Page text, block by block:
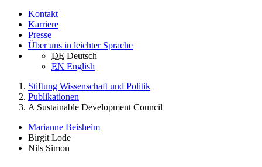
Kontakt
Karriere
Presse
Über uns in leichter Sprache
DE Deutsch
EN English
Stiftung Wissenschaft und Politik
Publikationen
A Sustainable Development Council
Marianne Beisheim
Birgit Lode
Nils Simon